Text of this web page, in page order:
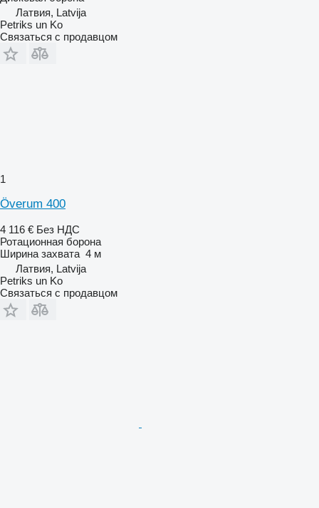
Латвия, Latvija
Petriks un Ko
Связаться с продавцом
1
Överum 400
4 116 € Без НДС
Ротационная борона
Ширина захвата 4 м
Латвия, Latvija
Petriks un Ko
Связаться с продавцом